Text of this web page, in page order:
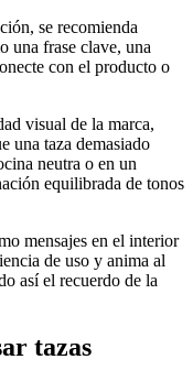
se recomienda
una frase clave, una
con el producto o
visual de la marca,
una taza demasiado
neutra o en un
equilibrada de tonos
mensajes en el interior
de uso y anima al
así el recuerdo de la
tazas